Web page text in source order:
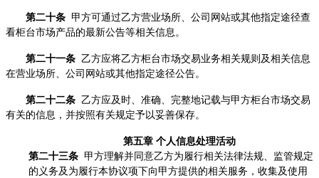
第二十条 甲方可通过乙方营业场所、公司网站或其他指定途径查
看柜台市场产品的最新公告等相关信息。
第二十一条 乙方应将乙方柜台市场交易业务相关规则及相关信息
在营业场所、公司网站或其他指定途径公告。
第二十二条 乙方应及时、准确、完整地记载与甲方柜台市场交易
有关的信息，并按照有关规定予以妥善保存。
第五章 个人信息处理活动
第二十三条 甲方理解并同意乙方为履行相关法律法规、监管规定
的义务及为履行本协议项下向甲方提供的相关服务，收集及使用